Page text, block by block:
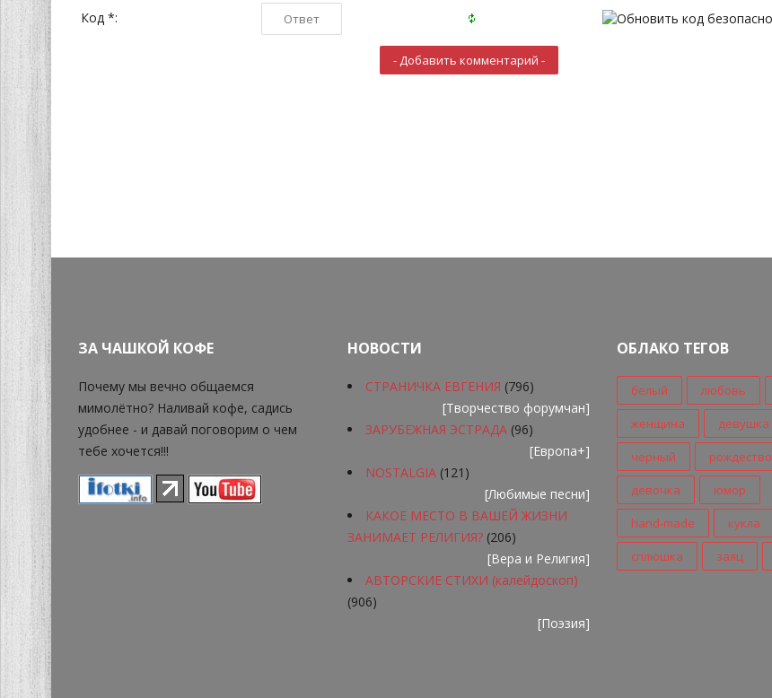
Код *:
ЗА ЧАШКОЙ КОФЕ
Почему мы вечно общаемся
мимолётно? Наливай кофе, садись
удобнее - и давай поговорим о чем
тебе хочется!!!
НОВОСТИ
СТРАНИЧКА ЕВГЕНИЯ (796)
[Творчество форумчан]
ЗАРУБЕЖНАЯ ЭСТРАДА (96)
[Европа+]
NOSTALGIA (121)
[Любимые песни]
КАКОЕ МЕСТО В ВАШЕЙ ЖИЗНИ
ЗАНИМАЕТ РЕЛИГИЯ? (206)
[Вера и Религия]
АВТОРСКИЕ СТИХИ (калейдоскоп)
(906)
[Поэзия]
ОБЛАКО ТЕГОВ
белый любовь
женщина девушка
черный рождество
девочка юмор
hand-made кукла
сплюшка заяц